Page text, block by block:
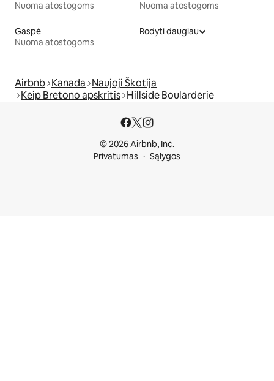
Nuoma atostogoms
Nuoma atostogoms
Gaspė
Nuoma atostogoms
Rodyti daugiau
Airbnb Kanada Naujoji Škotija
Keip Bretono apskritis Hillside Boularderie
© 2026 Airbnb, Inc.
Privatumas
Sąlygos